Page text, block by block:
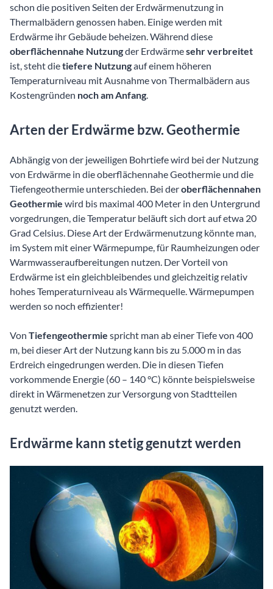
schon die positiven Seiten der Erdwärmenutzung in
Thermalbädern genossen haben. Einige werden mit
Erdwärme ihr Gebäude beheizen. Während diese
oberflächennahe Nutzungder Erdwärmesehr verbreitet
ist, steht dietiefere Nutzungauf einem höheren
Temperaturniveau mit Ausnahme von Thermalbädern aus
Kostengründen noch am Anfang.
Arten der Erdwärme bzw. Geothermie
Abhängig von der jeweiligen Bohrtiefe wird bei der Nutzung
von Erdwärme in die oberflächennahe Geothermie und die
Tiefengeothermie unterschieden. Bei deroberflächennahen
Geothermie wird bis maximal 400 Meter in den Untergrund
vorgedrungen, die Temperatur beläuft sich dort auf etwa 20
Grad Celsius. Diese Art der Erdwärmenutzung könnte man,
im System mit einer Wärmepumpe, für Raumheizungen oder
Warmwasseraufbereitungen nutzen. Der Vorteil von
Erdwärme ist ein gleichbleibendes und gleichzeitig relativ
hohes Temperaturniveau als Wärmequelle. Wärmepumpen
werden so noch effizienter!
Von Tiefengeothermie spricht man ab einer Tiefe von 400
m, bei dieser Art der Nutzung kann bis zu 5.000 m in das
Erdreich eingedrungen werden. Die in diesen Tiefen
vorkommende Energie (60 – 140 °C) könnte beispielsweise
direkt in Wärmenetzen zur Versorgung von Stadtteilen
genutzt werden.
Erdwärme kann stetig genutzt werden